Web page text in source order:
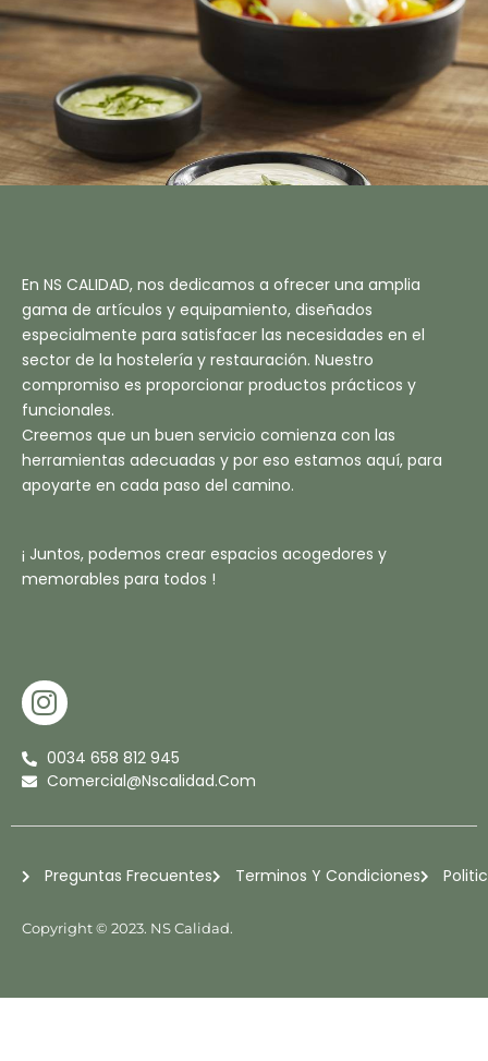
En NS CALIDAD, nos dedicamos a ofrecer una amplia
gama de artículos y equipamiento, diseñados
especialmente para satisfacer las necesidades en el
sector de la hostelería y restauración. Nuestro
compromiso es proporcionar productos prácticos y
funcionales.
Creemos que un buen servicio comienza con las
herramientas adecuadas y por eso estamos aquí, para
apoyarte en cada paso del camino.
¡ Juntos, podemos crear espacios acogedores y
memorables para todos !
I
N
S
T
G
R
A
M
0034 658 812 945
Comercial@nscalidad.com
Copyright © 2023. NS Calidad.
Preguntas Frecuentes Terminos Y Condiciones